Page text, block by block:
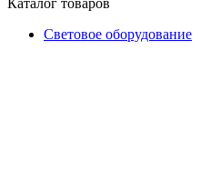
Световое оборудование